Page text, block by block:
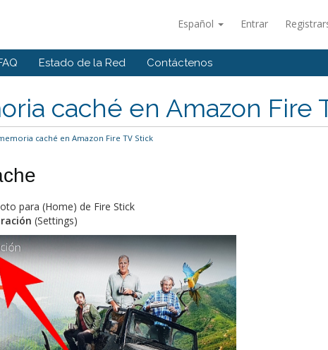
Español Entrar
Estado de la Red Contáctenos
caché en Amazon Fire
caché en Amazon Fire TV Stick
para (Home) de Fire Stick
(Settings)